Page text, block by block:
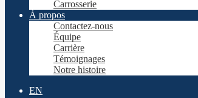
Carrosserie
À propos
Contactez-nous
Équipe
Carrière
Témoignages
Notre histoire
EN